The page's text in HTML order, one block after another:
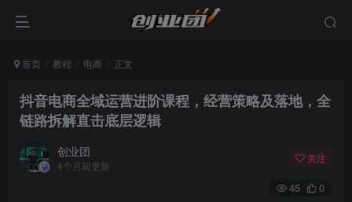
首页 教程 电商 正文
抖音电商全域运营进阶课程，经营策略及落地，全
链路拆解直击底层逻辑
创业团
4个月前更新
关注
45 0